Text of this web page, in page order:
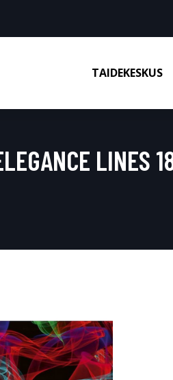
TAIDEKESKUS
LINES